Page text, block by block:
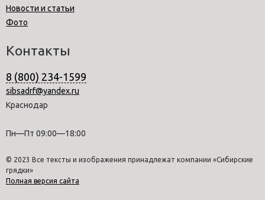
Новости и статьи
Фото
Контакты
8 (800) 234-1599
sibsadrf@yandex.ru
Краснодар
Пн—Пт 09:00—18:00
© 2023 Все тексты и изображения принадлежат компании «Сибирские
грядки»
Полная версия сайта